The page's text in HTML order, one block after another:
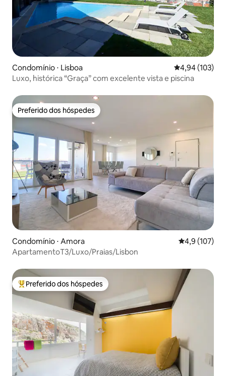
Condomínio ⋅ Lisboa 4,94 de uma
4,94 (103)
Luxo, histórica “Graça” com excelente vista e piscina
Preferido dos hóspedes
Preferido dos hóspedes
Condomínio ⋅ Amora 4,9 de uma
4,9 (107)
ApartamentoT3/Luxo/Praias/Lisbon
Entre os melhores preferidos dos hóspedes
Preferido dos hóspedes